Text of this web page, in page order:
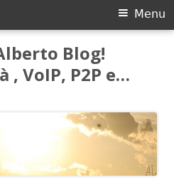
Blog!
VoIP, P2P e…
Menu